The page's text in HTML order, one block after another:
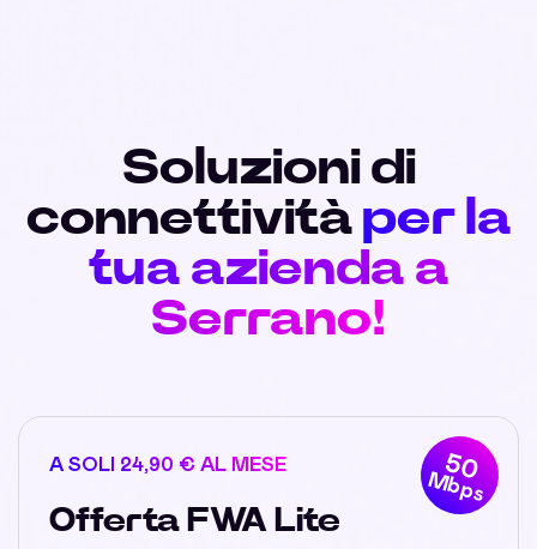
Soluzioni di
connettività per la
tua azienda a
Serrano!
50
Mbps
A SOLI 24,90 € AL MESE
Offerta FWA Lite